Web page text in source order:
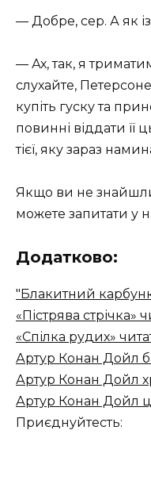
— Добре, сер. А як
— Ах, так, я
слухайте,
купіть гуску та
повинні віддати її
тієї, яку зараз
Якщо ви не знайшли
можете запитати у
Додатково:
"Блакитний
«Пістрява
«Спілка рудих»
Артур Конан Дойл
Артур Конан Дойл
Артур Конан Дойл
Приєднуйтесть: